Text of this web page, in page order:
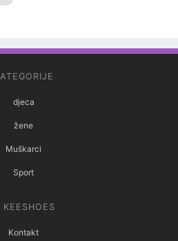
djeca
žene
Muškarci
Sport
KEESHOES
Kontakt